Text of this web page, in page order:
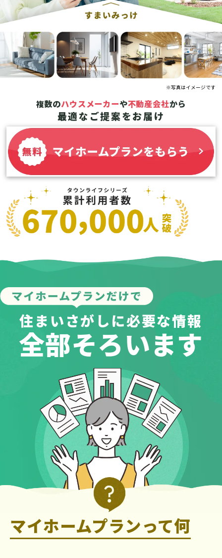
※写真はイメージです
複数のハウスメーカーや不動産会社から
最適なご提案をお届け
住まいさがしに必要な情報
全部そろいます
マイホームプランって何